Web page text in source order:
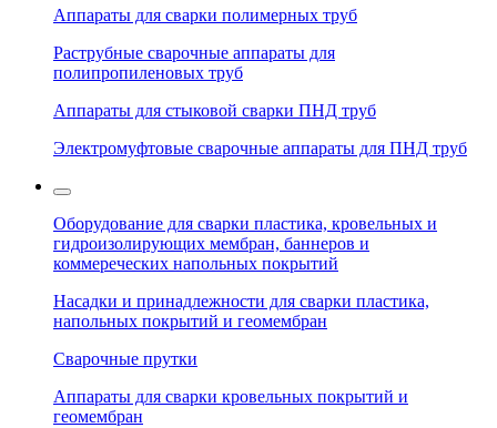
Аппараты для сварки полимерных труб
Раструбные сварочные аппараты для
полипропиленовых труб
Аппараты для стыковой сварки ПНД труб
Электромуфтовые сварочные аппараты для ПНД труб
Оборудование для сварки пластика, кровельных и
гидроизолирующих мембран, баннеров и
коммереческих напольных покрытий
Насадки и принадлежности для сварки пластика,
напольных покрытий и геомембран
Сварочные прутки
Аппараты для сварки кровельных покрытий и
геомембран